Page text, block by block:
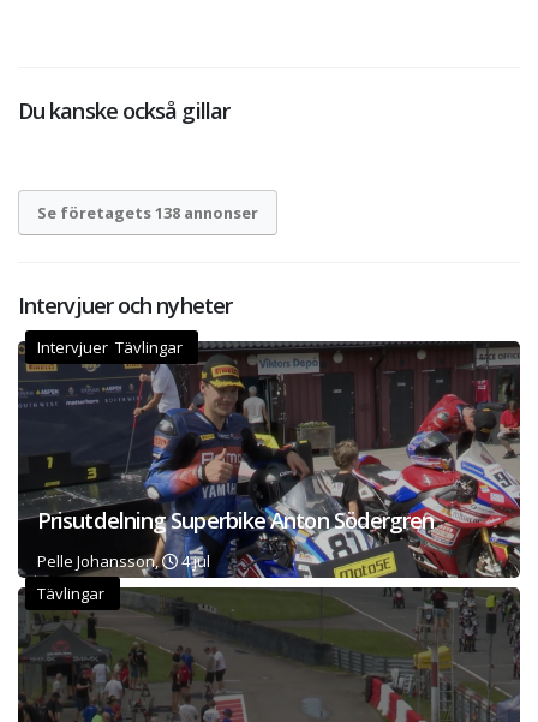
Du kanske också gillar
Se företagets 138 annonser
Intervjuer och nyheter
Intervjuer Tävlingar
Prisutdelning Superbike Anton Södergren
Pelle Johansson,
4 jul
Tävlingar